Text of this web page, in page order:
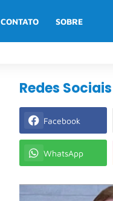
CONTATO SOBRE
Redes Sociais
Facebook
WhatsApp